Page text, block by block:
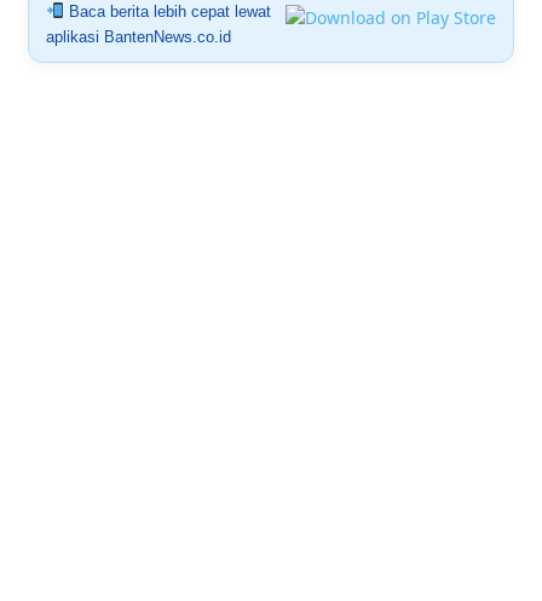
Baca berita lebih cepat lewat
aplikasi BantenNews.co.id